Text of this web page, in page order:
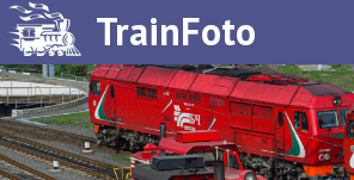
TrainFoto